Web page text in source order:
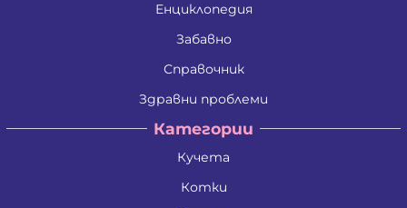
Енциклопедия
Забавно
Справочник
Здравни проблеми
Категории
Кучета
Котки